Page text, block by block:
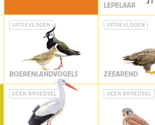
LEPELAAR
UITGEVLOGEN
BOERENLANDVOGELS
UITGEVLOGEN
ZEEAREND
GEEN BROEDSEL GEEN BROEDSEL